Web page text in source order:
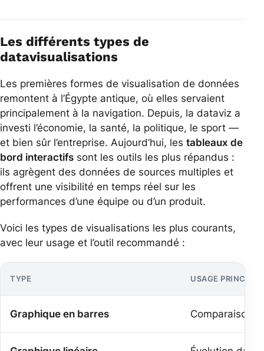
Les différents types de
datavisualisations
Les premières formes de visualisation de données
remontent à l’Égypte antique, où elles servaient
principalement à la navigation. Depuis, la dataviz a
investi l’économie, la santé, la politique, le sport —
et bien sûr l’entreprise. Aujourd’hui, les tableaux de
bord interactifs sont les outils les plus répandus :
ils agrègent des données de sources multiples et
offrent une visibilité en temps réel sur les
performances d’une équipe ou d’un produit.
Voici les types de visualisations les plus courants,
avec leur usage et l’outil recommandé :
TYPE USAGE PRINCIPAL
Graphique en barres Comparaison